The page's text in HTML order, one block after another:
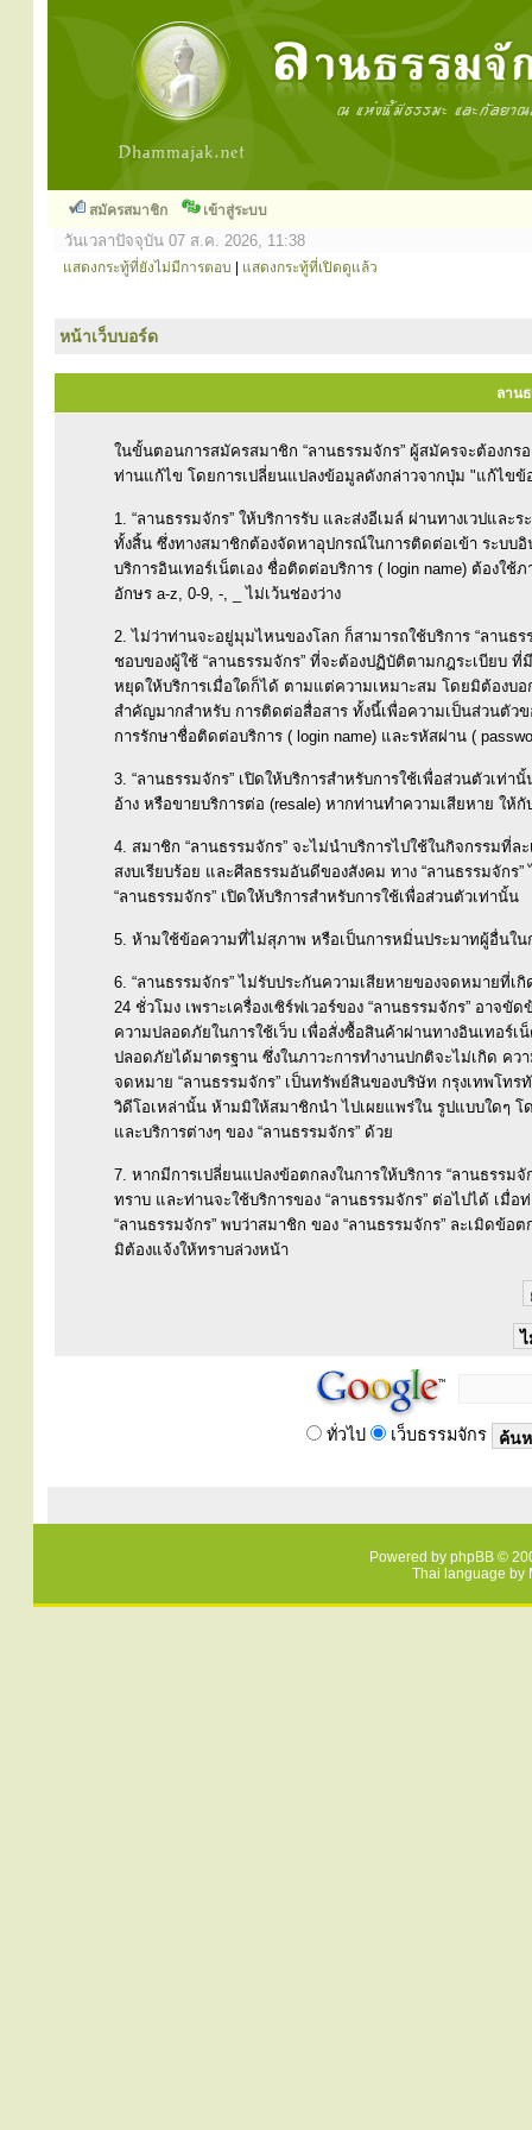
สมัครสมาชิก เข้าสู่ระบบ
วันเวลาปัจจุบัน 07 ส.ค. 2026, 11:38
แสดงกระทู้ที่ยังไม่มีการตอบ แสดงกระทู้ที่เปิดดูแล้ว
หน้าเว็บบอร์ด
ลาน
ในขั้นตอนการสมัครสมาชิก “ลานธรรมจักร” ผู้สมัครจะต้องกร
ท่านแก้ไข โดยการเปลี่ยนแปลงข้อมูลดังกล่าวจากปุ่ม "แก้ไข
1. “ลานธรรมจักร” ให้บริการรับ และส่งอีเมล์ ผ่านทางเวปแล
ทั้งสิ้น ซึ่งทางสมาชิกต้องจัดหาอุปกรณ์ในการติดต่อเข้า ระบบ
บริการอินเทอร์เน็ตเอง ชื่อติดต่อบริการ ( login name) ต้องใ
อักษร a-z, 0-9, -, _ ไม่เว้นช่องว่าง
2. ไม่ว่าท่านจะอยู่มุมไหนของโลก ก็สามารถใช้บริการ “ลานธ
ชอบของผู้ใช้ “ลานธรรมจักร” ที่จะต้องปฏิบัติตามกฎระเบียบ ที่
หยุดให้บริการเมื่อใดก็ได้ ตามแต่ความเหมาะสม โดยมิต้องบอ
สำคัญมากสำหรับ การติดต่อสื่อสาร ทั้งนี้เพื่อความเป็นส่วนตัวข
การรักษาชื่อติดต่อบริการ ( login name) และรหัสผ่าน (
3. “ลานธรรมจักร” เปิดให้บริการสำหรับการใช้เพื่อส่วนตัวเท่
อ้าง หรือขายบริการต่อ (resale) หากท่านทำความเสียหาย ใ
4. สมาชิก “ลานธรรมจักร” จะไม่นำบริการไปใช้ในกิจกรรม
สงบเรียบร้อย และศีลธรรมอันดีของสังคม ทาง “ลานธรรมจัก
“ลานธรรมจักร” เปิดให้บริการสำหรับการใช้เพื่อส่วนตัวเท่านั้น
5. ห้ามใช้ข้อความที่ไม่สุภาพ หรือเป็นการหมิ่นประมาทผู้อื่นใ
6. “ลานธรรมจักร” ไม่รับประกันความเสียหายของจดหมายที่เ
24 ชั่วโมง เพราะเครื่องเซิร์ฟเวอร์ของ “ลานธรรมจักร” อาจ
ความปลอดภัยในการใช้เว็บ เพื่อสั่งซื้อสินค้าผ่านทางอินเทอร์
ปลอดภัยได้มาตรฐาน ซึ่งในภาวะการทำงานปกติจะไม่เกิด ค
จดหมาย “ลานธรรมจักร” เป็นทรัพย์สินของบริษัท กรุงเทพโท
วิดีโอเหล่านั้น ห้ามมิให้สมาชิกนำ ไปเผยแพร่ใน รูปแบบใดๆ
และบริการต่างๆ ของ “ลานธรรมจักร” ด้วย
7. หากมีการเปลี่ยนแปลงข้อตกลงในการให้บริการ “ลานธรร
ทราบ และท่านจะใช้บริการของ “ลานธรรมจักร” ต่อไปได้ เมื่
“ลานธรรมจักร” พบว่าสมาชิก ของ “ลานธรรมจักร” ละเมิดข้อ
มิต้องแจ้งให้ทราบล่วงหน้า
ทั่วไป เว็บธรรมจักร
Powered by phpBB ©
Thai language by